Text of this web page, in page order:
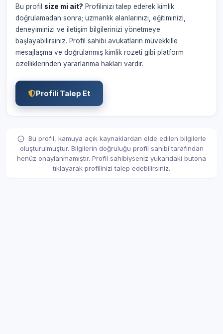
Bu profil size mi ait? Profilinizi talep ederek kimlik
doğrulamadan sonra; uzmanlık alanlarınızı, eğitiminizi,
deneyiminizi ve iletişim bilgilerinizi yönetmeye
başlayabilirsiniz. Profil sahibi avukatların müvekkille
mesajlaşma ve doğrulanmış kimlik rozeti gibi platform
özelliklerinden yararlanma hakları vardır.
Profili Talep Et
Bu profil, kamuya açık kaynaklardan elde edilen bilgilerle
oluşturulmuştur. Bilgilerin doğruluğu profil sahibi tarafından
henüz onaylanmamıştır. Profil sahibiyseniz yukarıdaki butona
tıklayarak profilinizi talep edebilirsiniz.